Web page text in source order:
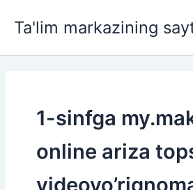
Ta'lim markazining
1-sinfga
online ariza